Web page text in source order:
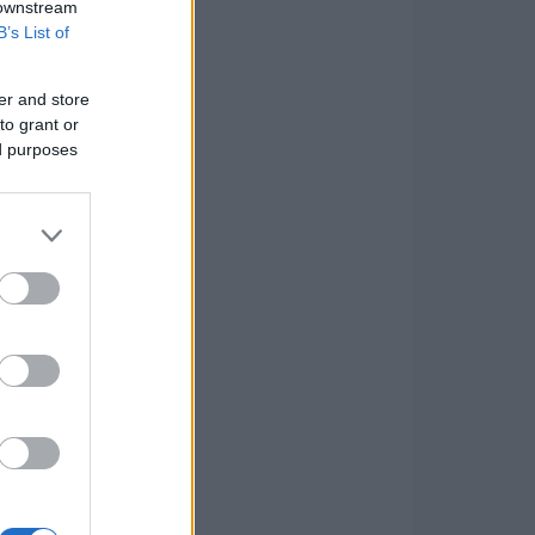
List of
and store
grant or
purposes